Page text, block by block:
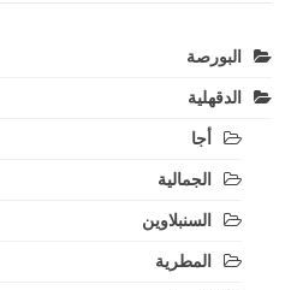
البورصة
الدقهلية
أجا
الجمالية
السنبلاوين
المطرية